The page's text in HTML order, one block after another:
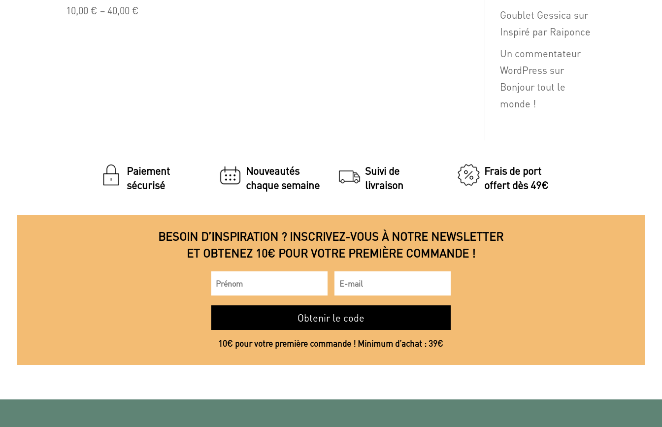
10,00 € –40,00 €
Goublet Gessica sur
Inspiré par Raiponce
Un commentateur
WordPress sur
Bonjour tout le
monde !
Paiement
sécurisé
Nouveautés
chaque semaine
Suivi de
livraison
Frais de port
offert dès 49€
BESOIN D’INSPIRATION ? INSCRIVEZ-VOUS À NOTRE NEWSLETTER
ET OBTENEZ 10€ POUR VOTRE PREMIÈRE COMMANDE !
Obtenir le code
10€ pour votre première commande ! Minimum d’achat : 39€